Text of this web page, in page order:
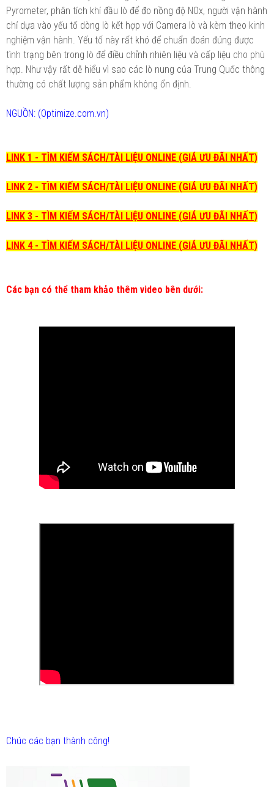
Pyrometer, phân tích khí đầu lò để đo nồng độ NOx, người vận hành
chỉ dựa vào yếu tố dòng lò kết hợp với Camera lò và kèm theo kinh
nghiệm vận hành. Yếu tố này rất khó để chuẩn đoán đúng được
tình trạng bên trong lò để điều chỉnh nhiên liệu và cấp liệu cho phù
hợp. Như vậy rất dễ hiểu vì sao các lò nung của Trung Quốc thông
thường có chất lượng sản phẩm không ổn định.
NGUỒN: (Optimize.com.vn)
LINK 1 - TÌM KIẾM SÁCH/TÀI LIỆU ONLINE (GIÁ ƯU ĐÃI NHẤT)
LINK 2 - TÌM KIẾM SÁCH/TÀI LIỆU ONLINE (GIÁ ƯU ĐÃI NHẤT)
LINK 3 - TÌM KIẾM SÁCH/TÀI LIỆU ONLINE (GIÁ ƯU ĐÃI NHẤT)
LINK 4 - TÌM KIẾM SÁCH/TÀI LIỆU ONLINE (GIÁ ƯU ĐÃI NHẤT)
Các bạn có thể tham khảo thêm video bên dưới:
Chúc các bạn thành công!